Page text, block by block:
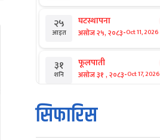
२५
आइत
घटस्थापना
असोज २५, २०८३-Oct 11, 2026
३१
शनि
फूलपाती
असोज ३१ , २०८३-Oct 17, 2026
१
आइत
कार्तिक सङ्क्रान्ति
कार्तिक १, २०८३
सिफारिस